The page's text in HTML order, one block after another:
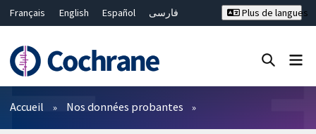
Français English Español
فارسی
Bahasa Malaysia
ไทย
繁體中文
简体中文
Plus de langues
Filtres
Accueil Nos données probantes